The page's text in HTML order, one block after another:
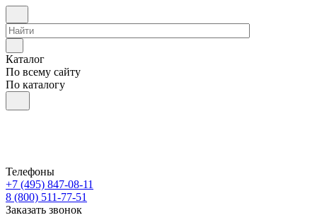
Каталог
По всему сайту
По каталогу
Телефоны
+7 (495) 847-08-11
8 (800) 511-77-51
Заказать звонок